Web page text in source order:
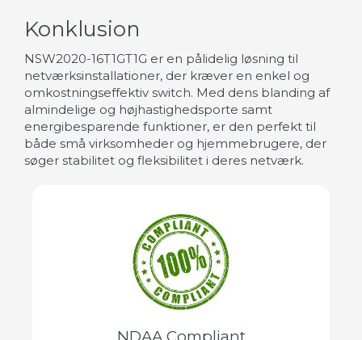
Konklusion
NSW2020-16T1GT1G er en pålidelig løsning til
netværksinstallationer, der kræver en enkel og
omkostningseffektiv switch. Med dens blanding af
almindelige og højhastighedsporte samt
energibesparende funktioner, er den perfekt til
både små virksomheder og hjemmebrugere, der
søger stabilitet og fleksibilitet i deres netværk.